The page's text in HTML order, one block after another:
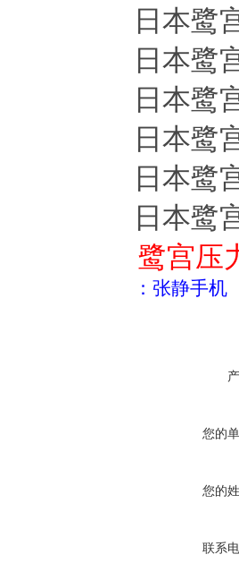
日本鹭
日本鹭
日本鹭
日本鹭
日本鹭
日本鹭
鹭宫压
：张静手机
您的
您的
联系